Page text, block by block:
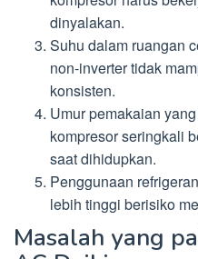
dinyalakan.
Suhu dalam ruangan
non-inverter tidak
konsisten.
Umur pemakaian
kompresor seringkali
saat dihidupkan.
Penggunaan
lebih tinggi berisiko
Masalah yang